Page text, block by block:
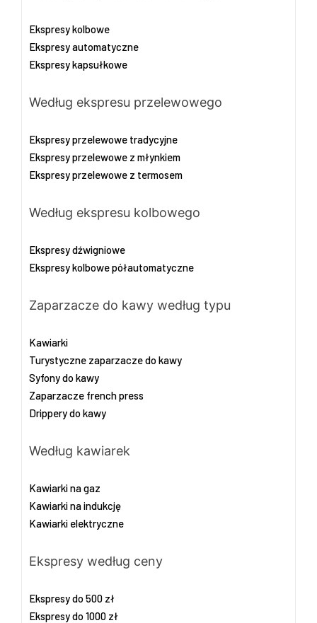
Ekspresy kolbowe
Ekspresy automatyczne
Ekspresy kapsułkowe
Według ekspresu przelewowego
Ekspresy przelewowe tradycyjne
Ekspresy przelewowe z młynkiem
Ekspresy przelewowe z termosem
Według ekspresu kolbowego
Ekspresy dźwigniowe
Ekspresy kolbowe półautomatyczne
Zaparzacze do kawy według typu
Kawiarki
Turystyczne zaparzacze do kawy
Syfony do kawy
Zaparzacze french press
Drippery do kawy
Według kawiarek
Kawiarki na gaz
Kawiarki na indukcję
Kawiarki elektryczne
Ekspresy według ceny
Ekspresy do 500 zł
Ekspresy do 1000 zł